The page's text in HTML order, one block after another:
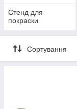
Стенд для
покраски
Сортування